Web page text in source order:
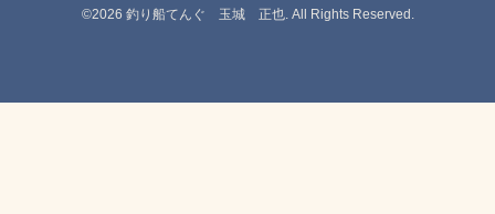
©2026 釣り船てんぐ 玉城 正也. All Rights Reserved.